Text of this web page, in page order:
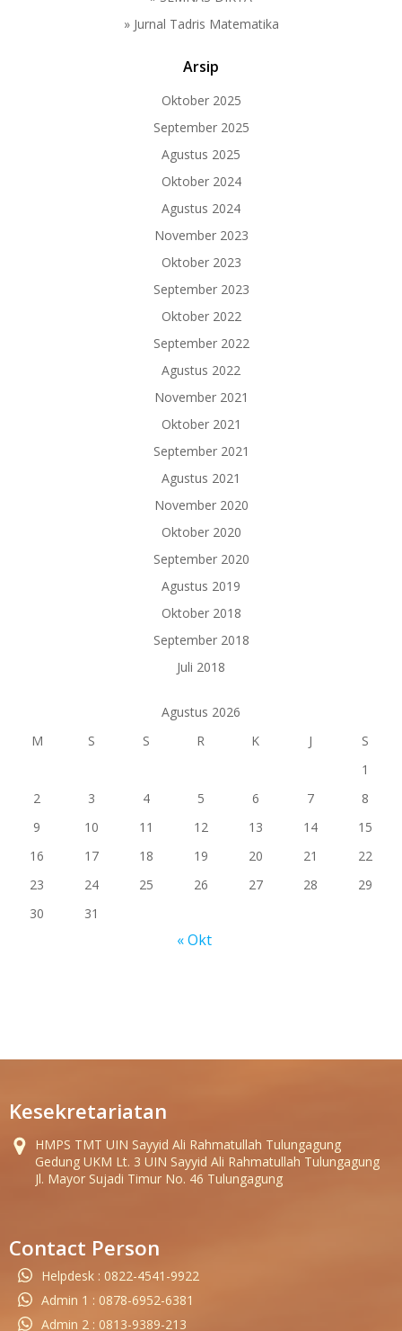
» Jurnal Tadris Matematika
Arsip
Oktober 2025
September 2025
Agustus 2025
Oktober 2024
Agustus 2024
November 2023
Oktober 2023
September 2023
Oktober 2022
September 2022
Agustus 2022
November 2021
Oktober 2021
September 2021
Agustus 2021
November 2020
Oktober 2020
September 2020
Agustus 2019
Oktober 2018
September 2018
Juli 2018
Agustus 2026
M
S S R K J
S
1
2
3 4 5 6 7
8
9
10 11 12 13 14
15
16
17 18 19 20 21
22
23
24 25 26 27 28
29
30
31
« Okt
Kesekretariatan
HMPS TMT UIN Sayyid Ali Rahmatullah Tulungagung
Gedung UKM Lt. 3 UIN Sayyid Ali Rahmatullah Tulungagung
Jl. Mayor Sujadi Timur No. 46 Tulungagung
Contact Person
Helpdesk : 0822-4541-9922
Admin 1 : 0878-6952-6381
Admin 2 : 0813-9389-213